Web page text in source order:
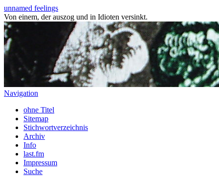
unnamed feelings
Von einem, der auszog und in Idioten versinkt.
Navigation
ohne Titel
Sitemap
Stichwortverzeichnis
Archiv
Info
last.fm
Impressum
Suche